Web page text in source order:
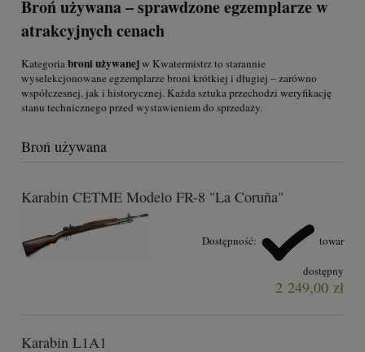
Broń używana – sprawdzone egzemplarze w
atrakcyjnych cenach
Kategoriabroni używanejw Kwatermistrz to starannie
wyselekcjonowane egzemplarze broni krótkiej i długiej – zarówno
współczesnej, jak i historycznej. Każda sztuka przechodzi weryfikację
stanu technicznego przed wystawieniem do sprzedaży.
Broń używana
Karabin CETME Modelo FR-8 "La Coruña"
Dostępność: towar
dostępny
2 249,00 zł
Karabin L1A1